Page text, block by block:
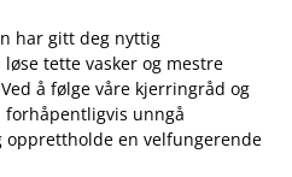
har gitt deg nyttig
tette vasker og mestre⁤
å følge våre‍ kjerringråd og
⁤unngå‍
opprettholde en velfungerende